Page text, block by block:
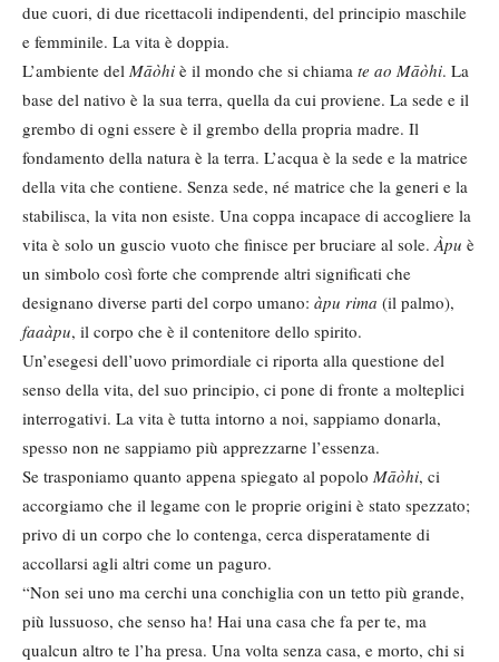
due cuori, di due ricettacoli indipendenti, del principio maschile
e femminile. La vita è doppia.
L’ambiente del Māòhi è il mondo che si chiama te ao Māòhi. La
base del nativo è la sua terra, quella da cui proviene. La sede e il
grembo di ogni essere è il grembo della propria madre. Il
fondamento della natura è la terra. L’acqua è la sede e la matrice
della vita che contiene. Senza sede, né matrice che la generi e la
stabilisca, la vita non esiste. Una coppa incapace di accogliere la
vita è solo un guscio vuoto che finisce per bruciare al sole.Àpu è
un simbolo così forte che comprende altri significati che
designano diverse parti del corpo umano: àpu rima (il palmo),
faaàpu, il corpo che è il contenitore dello spirito.
Un’esegesi dell’uovo primordiale ci riporta alla questione del
senso della vita, del suo principio, ci pone di fronte a molteplici
interrogativi. La vita è tutta intorno a noi, sappiamo donarla,
spesso non ne sappiamo più apprezzarne l’essenza.
Se trasponiamo quanto appena spiegato al popolo Māòhi, ci
accorgiamo che il legame con le proprie origini è stato spezzato;
privo di un corpo che lo contenga, cerca disperatamente di
accollarsi agli altri come un paguro.
“Non sei uno ma cerchi una conchiglia con un tetto più grande,
più lussuoso, che senso ha! Hai una casa che fa per te, ma
qualcun altro te l’ha presa. Una volta senza casa, e morto, chi si